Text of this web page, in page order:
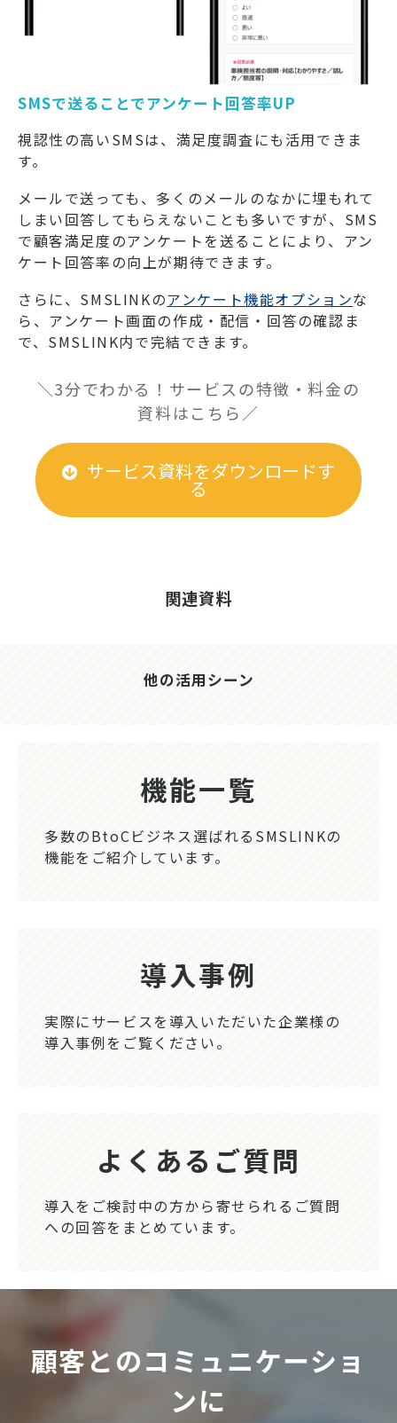
SMSで送ることでアンケート回答率UP
視認性の高いSMSは、満足度調査にも活用できま
す。
メールで送っても、多くのメールのなかに埋もれて
しまい回答してもらえないことも多いですが、SMS
で顧客満足度のアンケートを送ることにより、アン
ケート回答率の向上が期待できます。
さらに、SMSLINKのアンケート機能オプションな
ら、アンケート画面の作成・配信・回答の確認ま
で、SMSLINK内で完結できます。
＼3分でわかる！サービスの特徴・料金の
資料はこちら／
サービス資料をダウンロードす
る
関連資料
他の活用シーン
機能一覧
多数のBtoCビジネス選ばれるSMSLINKの
機能をご紹介しています。
導入事例
実際にサービスを導入いただいた企業様の
導入事例をご覧ください。
よくあるご質問
導入をご検討中の方から寄せられるご質問
への回答をまとめています。
顧客とのコミュニケーショ
ンに